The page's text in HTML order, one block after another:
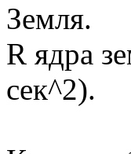
Земля.
R ядра
сек^2).